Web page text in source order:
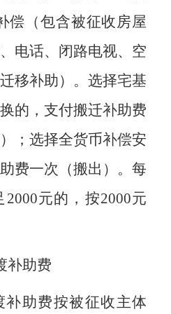
偿（包含被征收房屋
电话、闭路电视、空
移补助）。选择宅基
的，支付搬迁补助费
；选择全货币补偿安
费一次（搬出）。每
2000元的，按2000元
补助费
补助费按被征收主体